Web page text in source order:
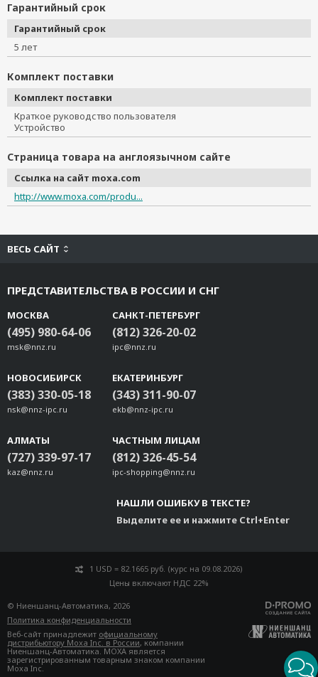
Гарантийный срок
Гарантийный срок
5 лет
Комплект поставки
Комплект поставки
Краткое руководство пользователя
Устройство
Страница товара на англоязычном сайте
Ссылка на сайт moxa.com
http://www.moxa.com/produ...
ВЕСЬ САЙТ
ПРЕДСТАВИТЕЛЬСТВА В РОССИИ И СНГ
МОСКВА
(495) 980-64-06
msk@nnz.ru
САНКТ-ПЕТЕРБУРГ
(812) 326-20-02
ipc@nnz.ru
НОВОСИБИРСК
(383) 330-05-18
nsk@nnz-ipc.ru
ЕКАТЕРИНБУРГ
(343) 311-90-07
ekb@nnz-ipc.ru
АЛМАТЫ
(727) 339-97-17
kaz@nnz.ru
ЧАСТНЫМ ЛИЦАМ
(812) 326-45-54
ipc-shopping@nnz.ru
НАШЛИ ОШИБКУ В ТЕКСТЕ?
Выделите ее и нажмите Ctrl+Enter
1 USD = 82.1665 руб. (курс на 09.08.2026)
Цены включают НДС 22%
© Ниеншанц-Автоматика, 2026
Политика конфиденциальности
Веб-сайт принадлежит официальному
дистрибьютору Moxa Inc. в России, компании
Ниеншанц-Автоматика. MOXA является
зарегистрированным товарным знаком компании
Moxa Inc.